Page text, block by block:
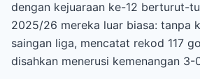
dengan kejuaraan ke-12 berturut-
2025/26 mereka luar biasa: tanpa
saingan liga, mencatat rekod 117
disahkan menerusi kemenangan 3-